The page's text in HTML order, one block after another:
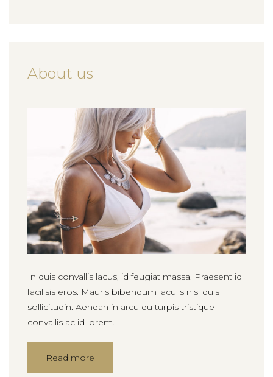
About us
In quis convallis lacus, id feugiat massa. Praesent id
facilisis eros. Mauris bibendum iaculis nisi quis
sollicitudin. Aenean in arcu eu turpis tristique
convallis ac id lorem.
Read more